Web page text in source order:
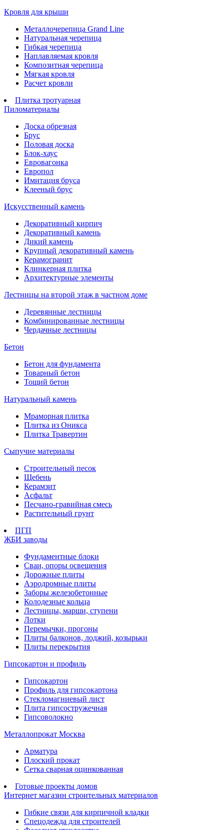
Кровля для крыши
Металлочерепица Grand Line
Натуральная черепица
Гибкая черепица
Наплавляемая кровля
Композитная черепица
Мягкая кровля
Расчет кровли
Плитка тротуарная
Пиломатериалы
Доска обрезная
Брус
Половая доска
Блок-хаус
Евровагонка
Европол
Имитация бруса
Клееный брус
Искусственный камень
Декоративный кирпич
Декоративный камень
Дикий камень
Крупный декоративный камень
Керамогранит
Клинкерная плитка
Архитектурные элементы
Лестницы на второй этаж в частном доме
Деревянные лестницы
Комбинированные лестницы
Чердачные лестницы
Бетон
Бетон для фундамента
Товарный бетон
Тощий бетон
Натуральный камень
Мраморная плитка
Плитка из Оникса
Плитка Травертин
Сыпучие материалы
Строительный песок
Щебень
Керамзит
Асфальт
Песчано-гравийная смесь
Растительный грунт
ПГП
ЖБИ заводы
Фундаментные блоки
Сваи, опоры освещения
Дорожные плиты
Аэродромные плиты
Заборы железобетонные
Колодезные кольца
Лестницы, марши, ступени
Лотки
Перемычки, прогоны
Плиты балконов, лоджий, козырьки
Плиты перекрытия
Гипсокартон и профиль
Гипсокартон
Профиль для гипсокартона
Стекломагниевый лист
Плита гипсостружечная
Гипсоволокно
Металлопрокат Москва
Арматура
Плоский прокат
Сетка сварная оцинкованная
Готовые проекты домов
Интернет магазин строительных материалов
Гибкие связи для кирпичной кладки
Спецодежда для строителей